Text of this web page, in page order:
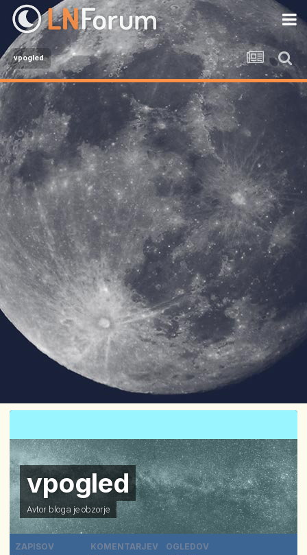
vpogled
vpogled
Avtor bloga jeobzorje
ZAPISOV
KOMENTARJEV
OGLEDOV